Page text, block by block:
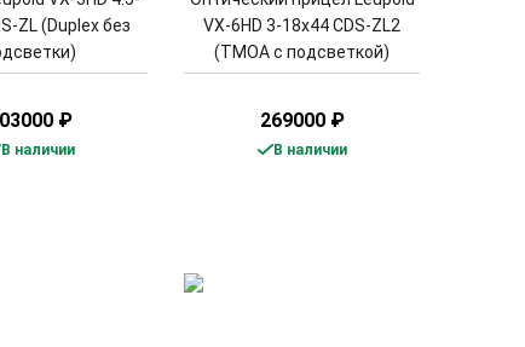
ZL (Duplex без
₽
В наличии
VX-6HD 3-18x44 CDS-ZL2
(TMOA с подсветкой)
269000 ₽
В наличии